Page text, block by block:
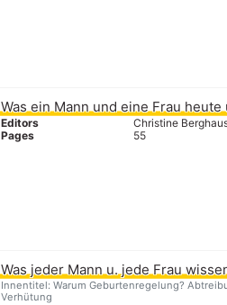
Was ein Mann und eine Frau
Editors
Christine
Pages
55
Was jeder Mann u. jede Frau
Innentitel: Warum Geburtenregelung?
Verhütung